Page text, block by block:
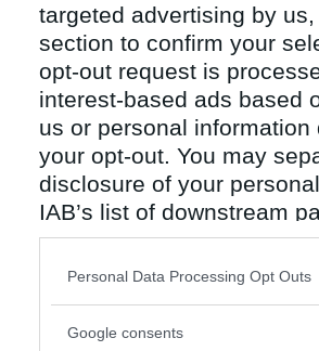
targeted advertising by
section to confirm your
opt-out request is
interest-based ads based
us or personal
your opt-out. You may
disclosure of your
IAB’s list of downstream
also be disclosed by us
Downstream Participants
Please note that this
Personal Data Processing Opt Outs
Google consents
Antall innlegg:
6062
LilleLaila
Antall innlegg:
3144
At jeg vil takke for gratulasjoner
Gratulerer med dagen Laila.. Vil
med rullekake med bringebær.